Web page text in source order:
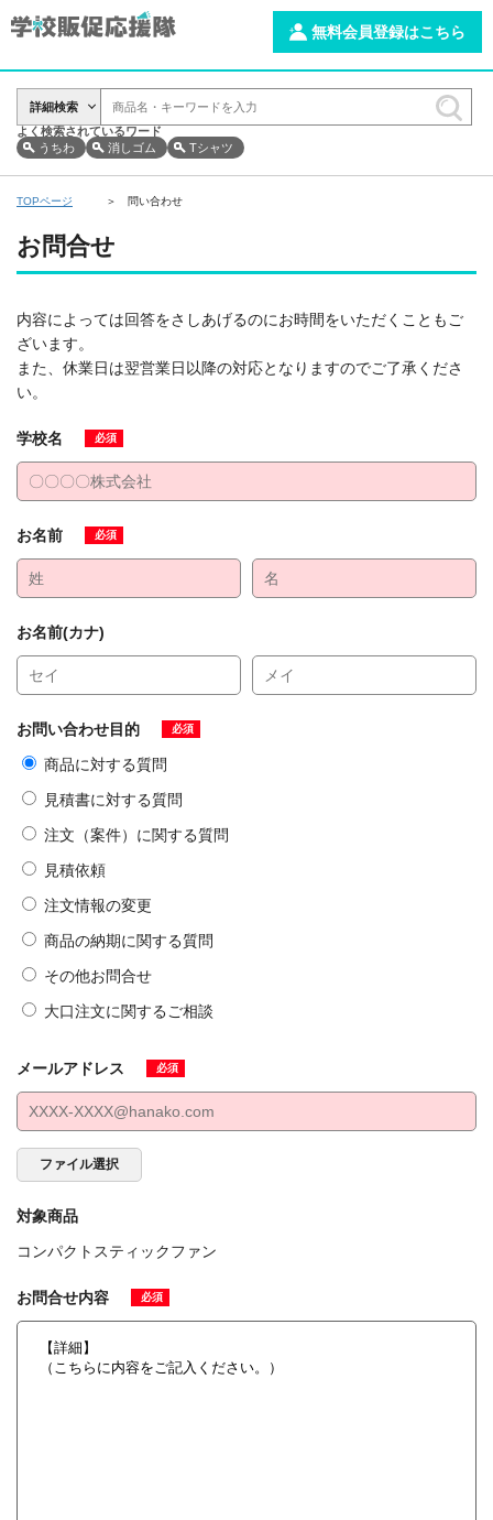
無料会員登録はこちら
詳細検索
よく検索されているワード
うちわ
消しゴム Tシャツ
TOPページ 問い合わせ
お問合せ
内容によっては回答をさしあげるのにお時間をいただくこともご
ざいます。
また、休業日は翌営業日以降の対応となりますのでご了承くださ
い。
学校名 必須
お名前 必須
お名前(カナ)
お問い合わせ目的 必須
商品に対する質問
見積書に対する質問
注文（案件）に関する質問
見積依頼
注文情報の変更
商品の納期に関する質問
その他お問合せ
大口注文に関するご相談
メールアドレス 必須
ファイル選択
対象商品
コンパクトスティックファン
お問合せ内容 必須